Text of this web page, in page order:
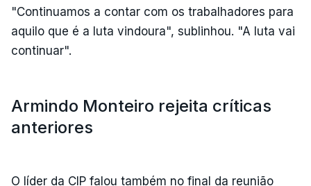
"Continuamos a contar com os trabalhadores para
aquilo que é a luta vindoura", sublinhou. "A luta vai
continuar".
Armindo Monteiro rejeita críticas
anteriores
O líder da CIP falou também no final da reunião